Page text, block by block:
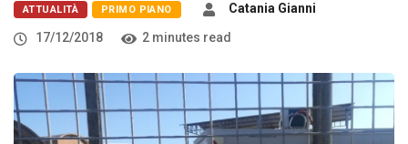
ATTUALITÀ PRIMO PIANO
Catania Gianni
17/12/2018
2 minutes read